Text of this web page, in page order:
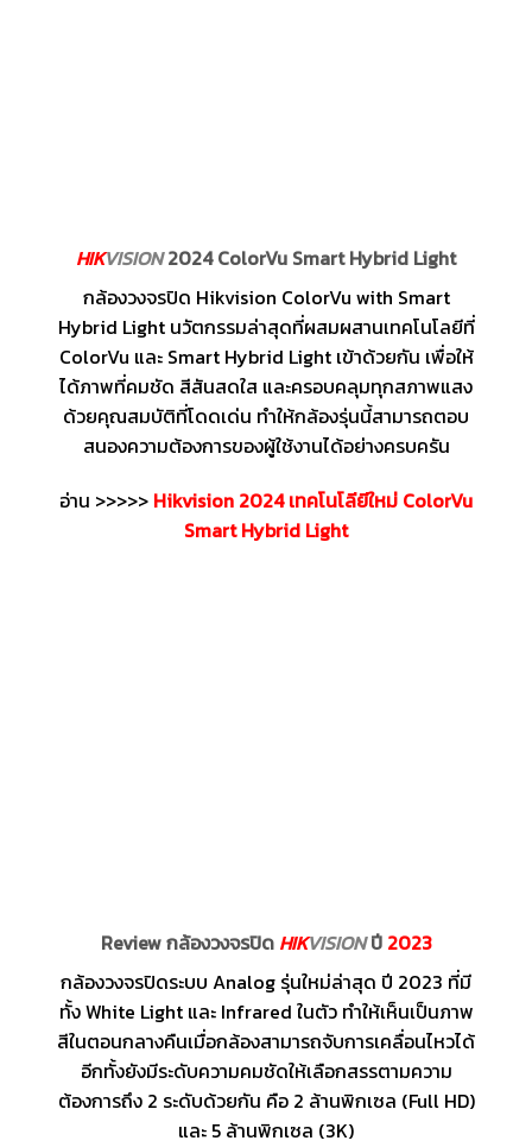
HIKVISION2024 ColorVu Smart Hybrid Light
กล้องวงจรปิด Hikvision ColorVu with Smart
Hybrid Light นวัตกรรมล่าสุดที่ผสมผสานเทคโนโลยีที่
ColorVu และ Smart Hybrid Light เข้าด้วยกัน เพื่อให้
ได้ภาพที่คมชัด สีสันสดใส และครอบคลุมทุกสภาพแสง
ด้วยคุณสมบัติที่โดดเด่น ทำให้กล้องรุ่นนี้สามารถตอบ
สนองความต้องการของผู้ใช้งานได้อย่างครบครัน
อ่าน >>>>> Hikvision 2024 เทคโนโลียีใหม่ ColorVu
Smart Hybrid Light
Review กล้องวงจรปิด HIKVISIONปี 2023
กล้องวงจรปิดระบบ Analog รุ่นใหม่ล่าสุด ปี 2023 ที่มี
ทั้ง White Light และ Infrared ในตัว ทำให้เห็นเป็นภาพ
สีในตอนกลางคืนเมื่อกล้องสามารถจับการเคลื่อนไหวได้
อีกทั้งยังมีระดับความคมชัดให้เลือกสรรตามความ
ต้องการถึง 2 ระดับด้วยกัน คือ 2 ล้านพิกเซล (Full HD)
และ 5 ล้านพิกเซล (3K)